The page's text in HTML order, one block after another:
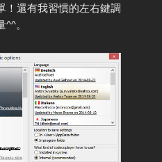
！還有我習慣的左右鍵調
。